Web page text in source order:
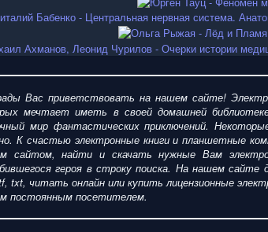
Вас приветствовать на нашем сайте!
мечтает иметь в своей домашней
мир фантастических приключений.
К счастью электронные книги и планшетные
сайтом, найти и скачать нужные Вам
героя в строку поиска. На нашем сайте
txt, читать онлайн или купить лицензионные
постоянным посетителем.